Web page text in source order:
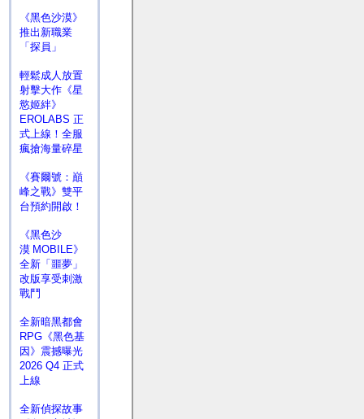
《黑色沙漠》
推出新職業
「探員」
輕鬆成人放置
射擊大作《星
慾姬絆》
EROLABS 正
式上線！全服
瘋搶海量碎星
《賽爾號：巔
峰之戰》雙平
台預約開啟！
《黑色沙
漠 MOBILE》
全新「噩夢」
改版享受刺激
戰鬥
全新暗黑都會
RPG《黑色基
因》震撼曝光
2026 Q4 正式
上線
全新偵探故事